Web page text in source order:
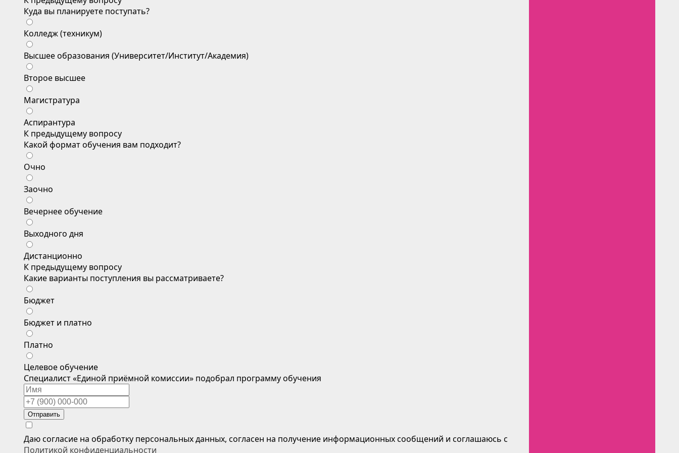
Куда вы планируете поступать?
Колледж (техникум)
Высшее образования (Университет/Институт/Академия)
Второе высшее
Магистратура
Аспирантура
К предыдущему вопросу
Какой формат обучения вам подходит?
Очно
Заочно
Вечернее обучение
Выходного дня
Дистанционно
К предыдущему вопросу
Какие варианты поступления вы рассматриваете?
Бюджет
Бюджет и платно
Платно
Целевое обучение
Специалист «Единой приёмной комиссии» подобрал программу обучения
Отправить
Даю согласие на обработку персональных данных, согласен на получение информационных сообщений и соглашаюсь с
Политикой конфиденциальности